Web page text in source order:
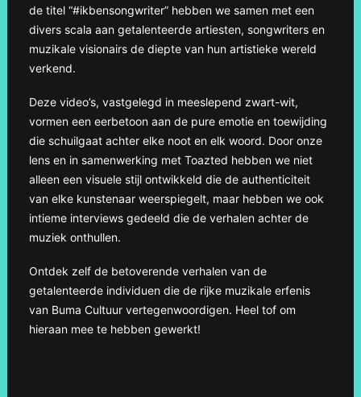
de titel “#ikbensongwriter” hebben we samen met een
divers scala aan getalenteerde artiesten, songwriters en
muzikale visionairs de diepte van hun artistieke wereld
verkend.
Deze video’s, vastgelegd in meeslepend zwart-wit,
vormen een eerbetoon aan de pure emotie en toewijding
die schuilgaat achter elke noot en elk woord. Door onze
lens en in samenwerking met Toazted hebben we niet
alleen een visuele stijl ontwikkeld die de authenticiteit
van elke kunstenaar weerspiegelt, maar hebben we ook
intieme interviews gedeeld die de verhalen achter de
muziek onthullen.
Ontdek zelf de betoverende verhalen van de
getalenteerde individuen die de rijke muzikale erfenis
van Buma Cultuur vertegenwoordigen. Heel tof om
hieraan mee te hebben gewerkt!